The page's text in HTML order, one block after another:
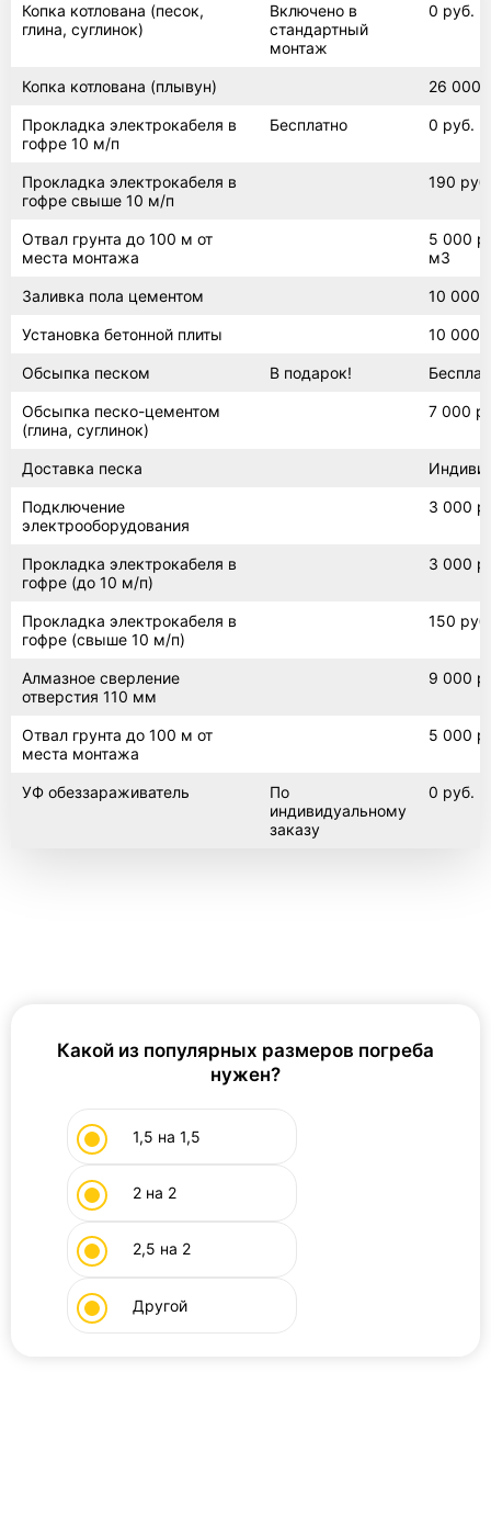
Копка котлована (песок,
глина, суглинок)
Включено в
стандартный
монтаж
0 руб.
Копка котлована (плывун) 26 000
Прокладка электрокабеля в
гофре 10 м/п
Бесплатно 0 руб.
Прокладка электрокабеля в
гофре свыше 10 м/п
190
Отвал грунта до 100 м от
места монтажа
5 000
м3
Заливка пола цементом 10 000
Установка бетонной плиты 10 000
Обсыпка песком В подарок!
Обсыпка песко-цементом
(глина, суглинок)
7 000
Доставка песка
Подключение
электрооборудования
3 000
Прокладка электрокабеля в
гофре (до 10 м/п)
3 000
Прокладка электрокабеля в
гофре (свыше 10 м/п)
150 руб.
Алмазное сверление
отверстия 110 мм
9 000
Отвал грунта до 100 м от
места монтажа
5 000
УФ обеззараживатель
По
индивидуальному
заказу
0 руб.
Какой из популярных размеров погреба
нужен?
1,5 на 1,5
2 на 2
2,5 на 2
Другой